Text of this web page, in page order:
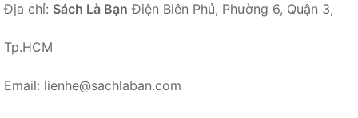
Địa chỉ: Sách Là Bạn Điện Biên Phủ, Phường 6, Quận 3,
Tp.HCM
Email: lienhe@sachlaban.com